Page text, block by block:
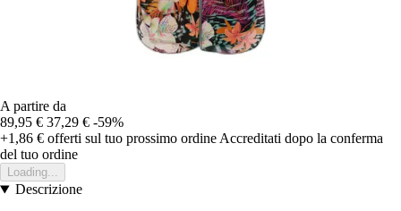
A partire da
89,95 € 37,29 € -59%
+1,86 € offerti sul tuo prossimo ordine Accreditati dopo la conferma
del tuo ordine
Loading...
Descrizione